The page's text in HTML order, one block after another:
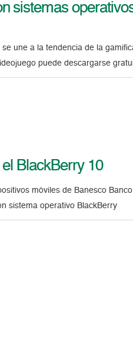
sistemas
une a la tendencia de la
puede descargarse
BlackBerry 10
móviles de Banesco
sistema operativo BlackBerry